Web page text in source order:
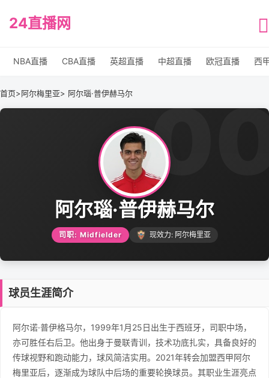
24直播网
NBA直播 CBA直播 英超直播 中超直播 欧冠直播 西
首页>阿尔梅里亚> 阿尔瑙·普伊赫马尔
阿尔瑙·普伊赫马尔
司职: Midfielder 现效力: 阿尔梅里亚
球员生涯简介
阿尔诺·普伊格马尔，1999年1月25日出生于西班牙，司职中场，
亦可胜任右后卫。他出身于曼联青训，技术功底扎实，具备良好的
传球视野和跑动能力，球风简洁实用。2021年转会加盟西甲阿尔
梅里亚后，逐渐成为球队中后场的重要轮换球员。其职业生涯亮点